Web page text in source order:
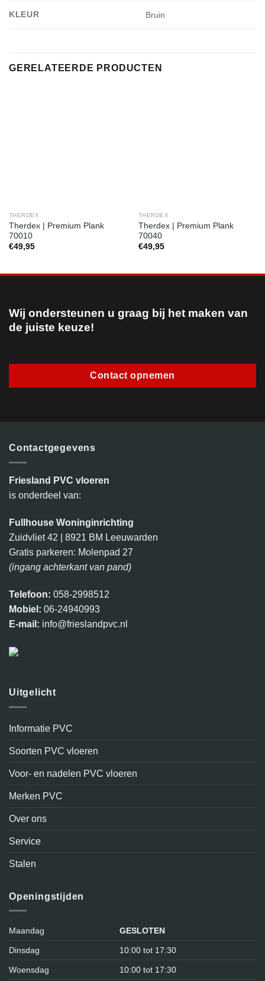
KLEUR Bruin
GERELATEERDE PRODUCTEN
THERDEX
Therdex | Premium Plank
70010
€49,95
THERDEX
Therdex | Premium Plank
70040
€49,95
Wij ondersteunen u graag bij het maken van
de juiste keuze!
Contact opnemen
Contactgegevens
Friesland PVC vloeren
is onderdeel van:
Fullhouse Woninginrichting
Zuidvliet 42 | 8921 BM Leeuwarden
Gratis parkeren: Molenpad 27
(ingang achterkant van pand)
Telefoon: 058-2998512
Mobiel: 06-24940993
E-mail: info@frieslandpvc.nl
Uitgelicht
Informatie PVC
Soorten PVC vloeren
Voor- en nadelen PVC vloeren
Merken PVC
Over ons
Service
Stalen
Openingstijden
Maandag GESLOTEN
Dinsdag 10:00 tot 17:30
Woensdag 10:00 tot 17:30